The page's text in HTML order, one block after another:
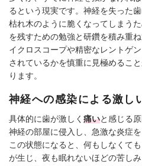
るという現実です。神経を失った
枯れ木のように脆くなってしまう
を残すための勉強と研鑽を積み重
イクロスコープや精密なレントゲ
されているかを慎重に見極めるこ
ります。
神経への感染による激し
具体的に歯が激しく 痛いと感じる
神経の部屋に侵入し、急激な炎症
この状態になると、何もしなくて
が生じ、夜も眠れないほどの苦し